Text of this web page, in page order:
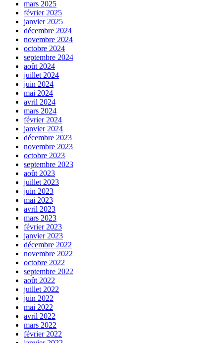
mars 2025
février 2025
janvier 2025
décembre 2024
novembre 2024
octobre 2024
septembre 2024
août 2024
juillet 2024
juin 2024
mai 2024
avril 2024
mars 2024
février 2024
janvier 2024
décembre 2023
novembre 2023
octobre 2023
septembre 2023
août 2023
juillet 2023
juin 2023
mai 2023
avril 2023
mars 2023
février 2023
janvier 2023
décembre 2022
novembre 2022
octobre 2022
septembre 2022
août 2022
juillet 2022
juin 2022
mai 2022
avril 2022
mars 2022
février 2022